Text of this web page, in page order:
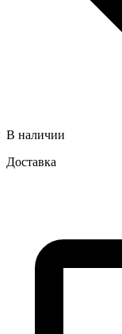
В наличии
Доставка